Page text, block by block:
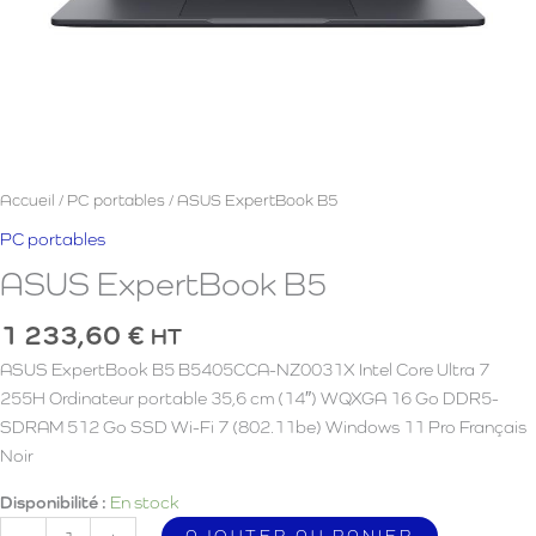
Accueil / PC portables / ASUS ExpertBook B5
PC portables
ASUS ExpertBook B5
1 233,60 € HT
ASUS ExpertBook B5 B5405CCA-NZ0031X Intel Core Ultra 7
255H Ordinateur portable 35,6 cm (14″) WQXGA 16 Go DDR5-
SDRAM 512 Go SSD Wi-Fi 7 (802.11be) Windows 11 Pro Français
Noir
Disponibilité : En stock
quantité